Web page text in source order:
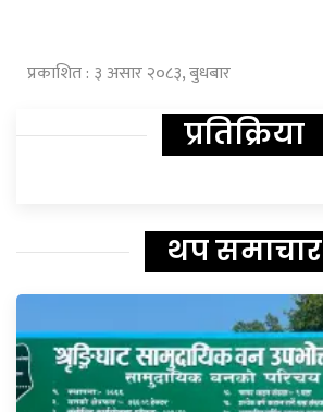
प्रकाशित : ३ असार २०८३, बुधबार
प्रतिक्रिया
थप समाचार